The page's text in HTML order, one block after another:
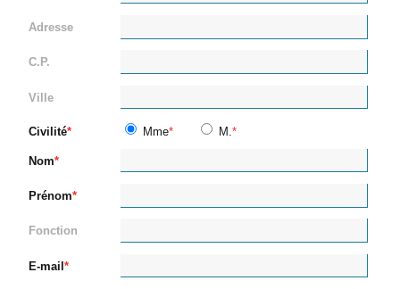
Adresse
C.P.
Ville
Civilité Mme M.
Nom
Prénom
Fonction
E-mail